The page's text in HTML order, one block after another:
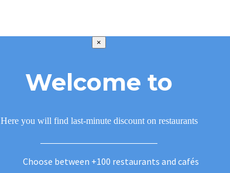
×
Welcome to
Here you will find last-minute discount on restaurants
Choose between +100 restaurants and cafés